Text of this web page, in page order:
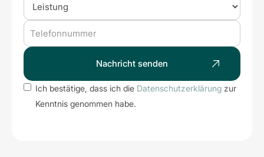
Ich bestätige, dass ich die Datenschutzerklärung zur
Kenntnis genommen habe.